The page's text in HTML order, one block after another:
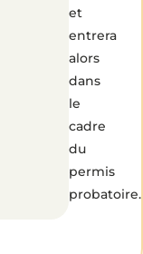
et
entrera
alors
dans
le
cadre
du
permis
probatoire.